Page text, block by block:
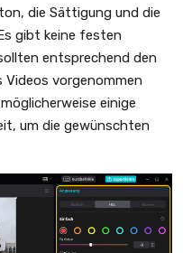
die Sättigung und die
gibt keine festen
entsprechend den
vorgenommen
einige
um die gewünschten